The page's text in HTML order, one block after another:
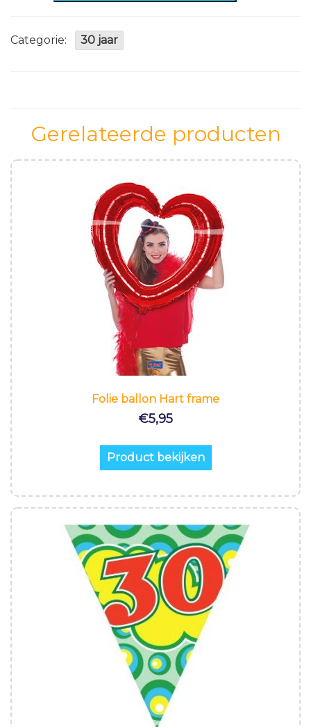
Categorie: 30 jaar
Gerelateerde producten
Folie ballon Hart frame
€5,95
Product bekijken